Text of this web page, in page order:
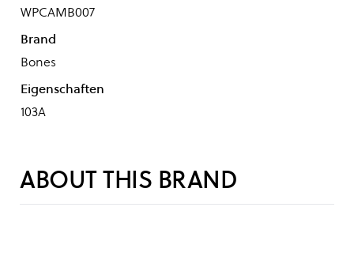
WPCAMB007
Brand
Bones
Eigenschaften
103A
ABOUT THIS BRAND